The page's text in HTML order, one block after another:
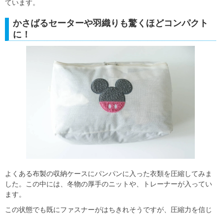
ています。
かさばるセーターや羽織りも驚くほどコンパクト
に！
よくある布製の収納ケースにパンパンに入った衣類を圧縮してみま
した。この中には、冬物の厚手のニットや、トレーナーが入ってい
ます。
この状態でも既にファスナーがはちきれそうですが、圧縮力を信じ